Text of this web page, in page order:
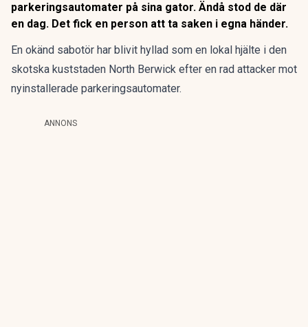
parkeringsautomater på sina gator. Ändå stod de där
en dag. Det fick en person att ta saken i egna händer.
En okänd sabotör har blivit hyllad som en lokal hjälte i den
skotska kuststaden North Berwick efter en rad attacker mot
nyinstallerade parkeringsautomater.
ANNONS